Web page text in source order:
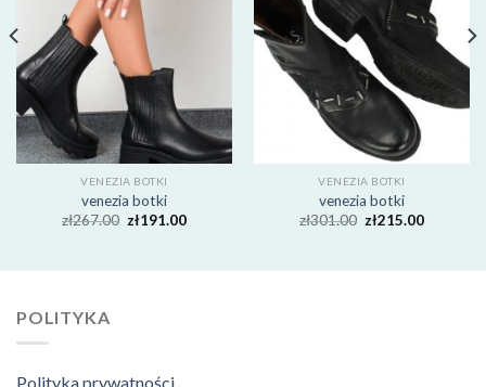
VENEZIA BOTKI
venezia botki
zł267.00 zł191.00
VENEZIA BOTKI
venezia botki
zł301.00 zł215.00
POLITYKA
Polityka prywatności